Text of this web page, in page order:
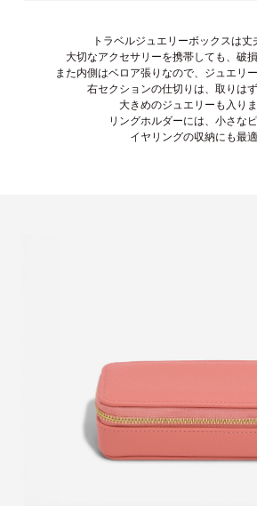
トラベルジュエリーボックスは丈
大切なアクセサリーを携帯しても、破損
また内側はベロア張りなので、ジュエリ
右セクションの仕切りは、取りは
大きめのジュエリーも入りま
リングホルダーには、小さな
イヤリングの収納にも最適